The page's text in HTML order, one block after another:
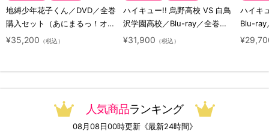
地縛少年花子くん／DVD／全巻
購入セット（あにまるっ！オリ
ジナル特典付き・送料無料）
¥35,200 （税込）
ハイキュー!! 烏野高校 VS 白鳥
沢学園高校／Blu-ray／全巻セ
ット（初回生産限定・アニまる
¥31,900 （税込）
ハイキ
Blu-ray
ト（初
人気商品ランキング
08月08日00時更新《最新24時間》